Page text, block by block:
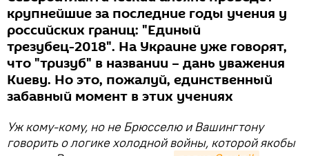
крупнейшие за последние годы учения у
российских границ: "Единый
трезубец-2018". На Украине уже говорят,
что "тризуб" в названии – дань уважения
Киеву. Но это, пожалуй, единственный
забавный момент в этих учениях
Уж кому-кому, но не Брюсселю и Вашингтону
говорить о логике холодной войны, которой якобы